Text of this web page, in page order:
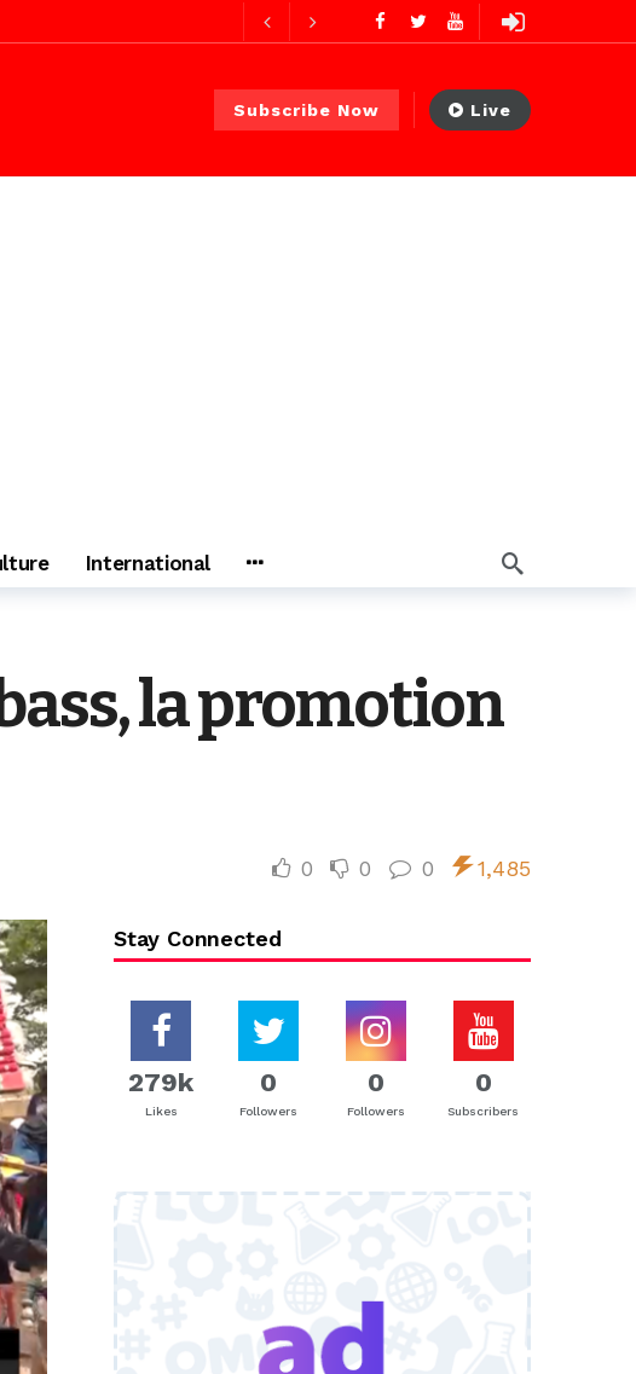
Subscribe Now Live
International
la promotion
0 0 0 1,485
Stay Connected
279k
Likes
0
Followers
0
Followers
0
Subscribers